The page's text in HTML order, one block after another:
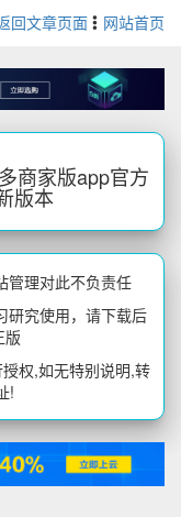
回文章页面 网站首页
商家版app官方
版本
管理对此不负责任
研究使用，请下载后
版
权,如无特别说明,转
!